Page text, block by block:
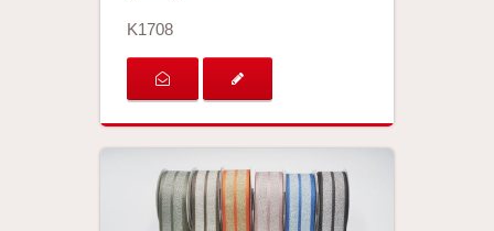
K1708